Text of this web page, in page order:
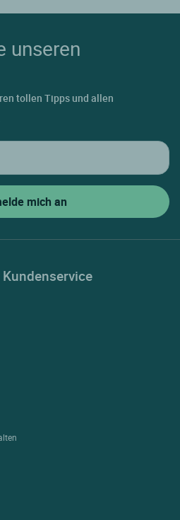
unseren
tollen Tipps und allen